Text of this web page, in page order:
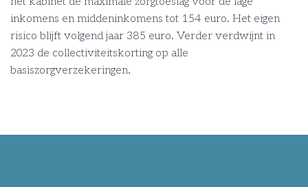
inkomens en middeninkomens tot 154 euro. Het eigen
risico blijft volgend jaar 385 euro. Verder verdwijnt in
2023 de collectiviteitskorting op alle
basiszorgverzekeringen.